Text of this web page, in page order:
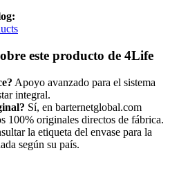
este producto de 4Life
Apoyo avanzado para el sistema
integral.
Sí, en barternetglobal.com
100% originales directos de fábrica.
la etiqueta del envase para la
según su país.